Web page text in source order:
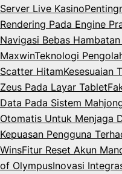
Server Live Kasino
Rendering Pada Engine
Navigasi Bebas
MaxwinTeknologi
Scatter HitamKesesuaian
Zeus Pada Layar Tablet
Data Pada Sistem
Otomatis Untuk Menjaga
Kepuasan Pengguna
WinsFitur Reset Akun
of OlympusInovasi